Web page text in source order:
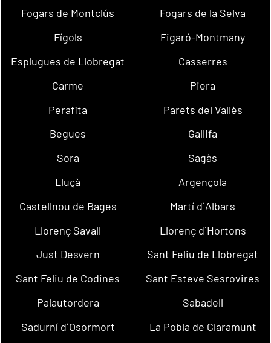
Fogars de Montclús
Fogars de la Selva
Fígols
Figaró-Montmany
Esplugues de Llobregat
Casserres
Carme
Piera
Perafita
Parets del Vallès
Begues
Gallifa
Sora
Sagàs
Lluçà
Argençola
Castellnou de Bages
Martí d´Albars
Llorenç Savall
Llorenç d´Hortons
Just Desvern
Sant Feliu de Llobregat
Sant Feliu de Codines
Sant Esteve Sesrovires
Palautordera
Sabadell
Sadurní d´Osormort
La Pobla de Claramunt